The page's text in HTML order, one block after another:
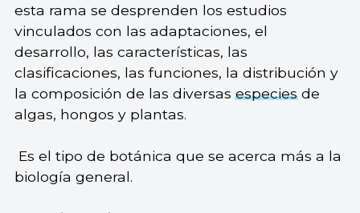
esta rama se desprenden los estudios
vinculados con las adaptaciones, el
desarrollo, las características, las
clasificaciones, las funciones, la distribución y
la composición de las diversasespeciesde
algas, hongos y plantas.
Es el tipo de botánica que se acerca más a la
biología general.